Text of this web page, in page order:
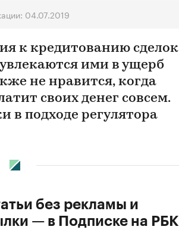
04.07.2019
к кредитованию сделок
ими в ущерб
не нравится, когда
своих денег совсем.
в подходе регулятора
без рекламы и
— в Подписке на РБК